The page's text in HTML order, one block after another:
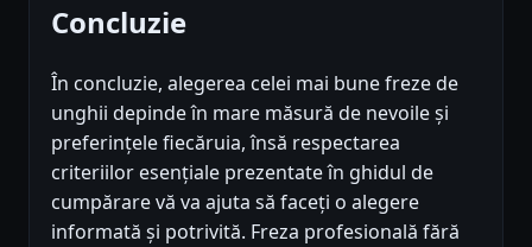
Concluzie
În concluzie, alegerea celei mai bune freze de
unghii depinde în mare măsură de nevoile și
preferințele fiecăruia, însă respectarea
criteriilor esențiale prezentate în ghidul de
cumpărare vă va ajuta să faceți o alegere
informată și potrivită. Freza profesională fără